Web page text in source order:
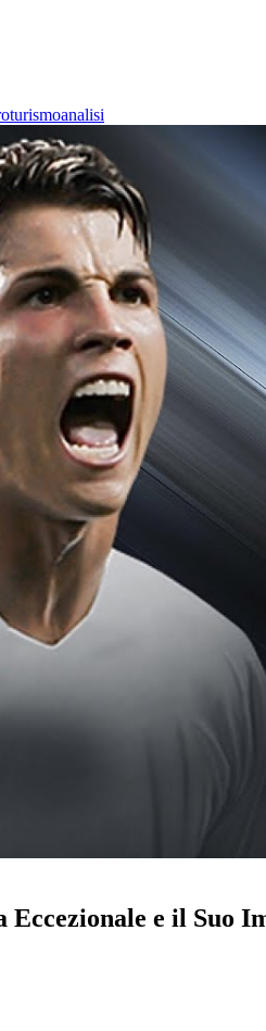
turismoanalisi
e il Suo